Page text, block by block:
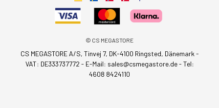
© CS MEGASTORE
CS MEGASTORE A/S, Tinvej 7, DK-4100 Ringsted, Dänemark -
VAT: DE333737772 - E-Mail: sales@csmegastore.de- Tel:
4608 8424110